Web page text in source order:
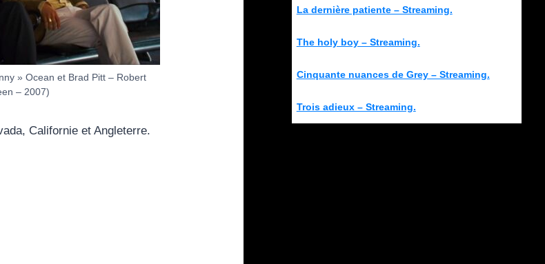
» Ocean et Brad Pitt – Robert
– 2007)
Californie et Angleterre.
La dernière patiente – Streaming.
The holy boy – Streaming.
Cinquante nuances de Grey – Streaming.
Trois adieux – Streaming.